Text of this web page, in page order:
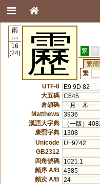
雨
173
16
(24)
靂 繁 簡
繁
繁
UTF-8
E9 9D 82
大五碼 C645
倉頡碼 一月一木一
Matthews
3936
漢語大字典
（一版）
康熙字典
1308
Unicode
U+9742
GB2312
四角號碼
1021.1
頻序 A/B
4385
頻次 A/B
24